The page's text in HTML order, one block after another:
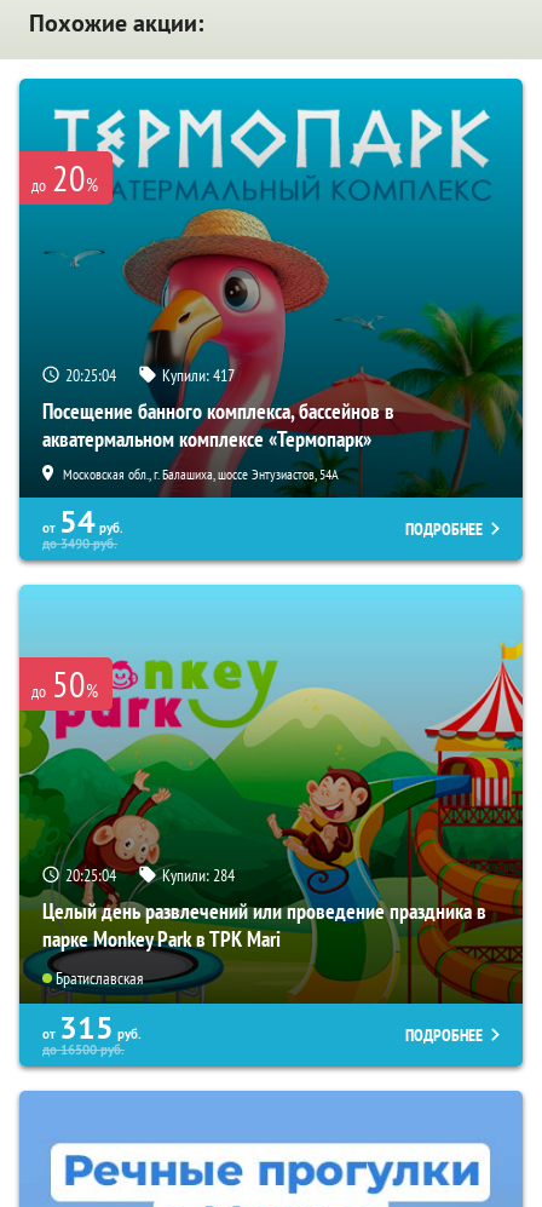
Похожие акции:
до 20%
20:25:03 Купили:417
Посещение банного комплекса, бассейнов в
акватермальном комплексе «Термопарк»
Московская обл., г. Балашиха, шоссе Энтузиастов, 54А
от 54 руб.
до3490руб.
ПОДРОБНЕЕ
до 50%
20:25:03 Купили:284
Целый день развлечений или проведение праздника в
парке Monkey Park в ТРК Mari
Братиславская
от 315 руб.
до16500руб.
ПОДРОБНЕЕ